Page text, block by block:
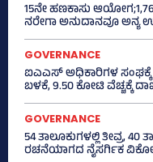
15ನೇ ಹಣಕಾಸು
ನರೇಗಾ ಅನುದಾನವೂ ಅನ್ಯ
GOVERNANCE
ಐಎಎಸ್‌ ಅಧಿಕಾರಿಗಳ
ಬಳಕೆ, 9.50 ಕೋಟಿ ವೆಚ್ಚಕ್ಕೆ
GOVERNANCE
54 ತಾಲೂಕುಗಳಲ್ಲಿ ತೀವ್ರ,
ರಚನೆಯಾಗದ ನೈಸರ್ಗಿಕ